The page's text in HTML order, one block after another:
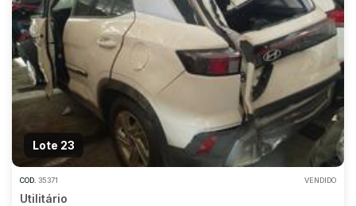
Lote 23
COD. 35371 VENDIDO
Utilitário